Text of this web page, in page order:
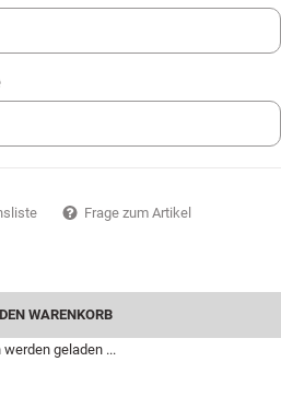
WARENKORB
geladen ...
Frage zum Artikel